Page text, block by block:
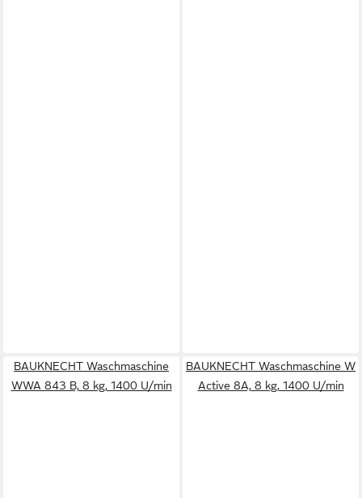
BAUKNECHT Waschmaschine
WWA 843 B, 8 kg, 1400 U/min
BAUKNECHT Waschmaschine W
Active 8A, 8 kg, 1400 U/min